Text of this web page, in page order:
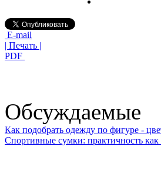
E-mail
| Печать |
PDF
Обсуждаемые
Как подобрать одежду по фигуре -
Спортивные сумки: практичность как